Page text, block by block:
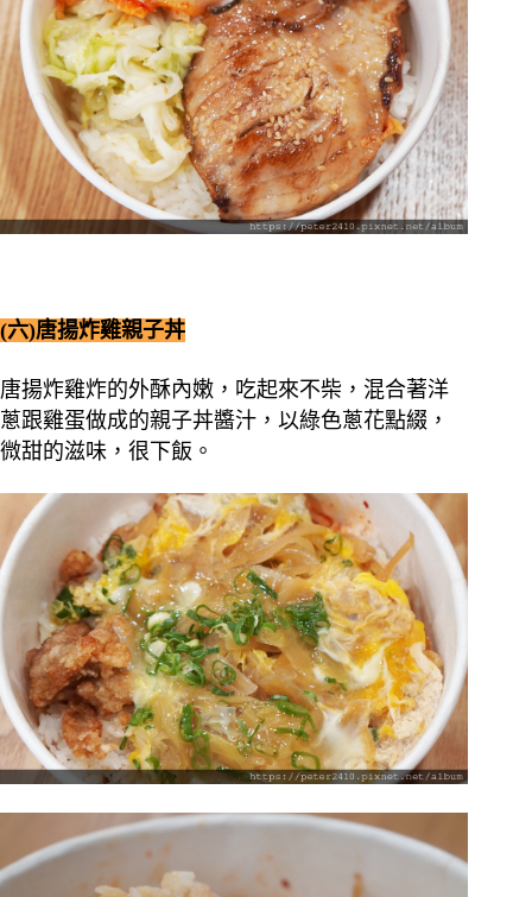
(六)唐揚炸雞親子丼
唐揚炸雞炸的外酥內嫩，吃起來不柴，混合著洋
蔥跟雞蛋做成的親子丼醬汁，以綠色蔥花點綴，
微甜的滋味，很下飯。